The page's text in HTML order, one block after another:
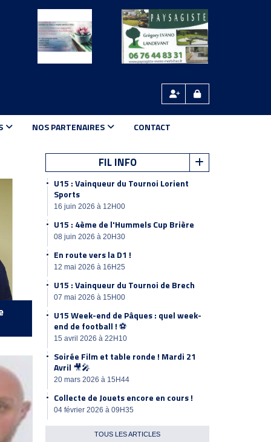
NOS PARTENAIRES CONTACT
FIL INFO
U15 : Vainqueur du Tournoi Lorient
Sports
16 juin 2026 à 12H00
U15 : 4ème de l'Hummels Cup Brière
08 juin 2026 à 20H30
En route vers la D1 !
12 mai 2026 à 16H25
U15 : Vainqueur du Tournoi de Brech
07 mai 2026 à 15H00
U15 Week-end de Pâques : quel week-
end de football ! ⚽️
15 avril 2026 à 22H10
Soirée Film et table ronde ! Mardi 21
Avril 🎥🎤
20 mars 2026 à 15H44
Collecte de Jouets encore en cours !
04 février 2026 à 09H35
TOUS LES ARTICLES